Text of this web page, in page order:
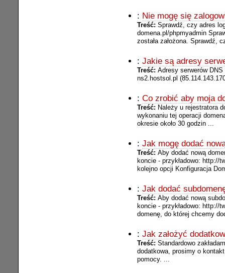
: Nie mogę się
Treść: Sprawdź, czy adres
domena.pl/phpmyadmin
została założona. Sprawdź,
: Jakie są adresy
Treść: Adresy serwerów
ns2.hostsol.pl
: Co zrobić aby moja
Treść: Należy u rejestratora
wykonaniu tej operacji
okresie około 30 godzin ...
: Jak mogę dodać
Treść: Aby dodać nową
koncie - przykładowo: http://
kolejno opcji Konfiguracja
: Jak dodać
Treść: Aby dodać nową
koncie - przykładowo: http://
domenę, do której chcemy
: Jak założyć
Treść: Standardowo
dodatkowa, prosimy o
pomocy. ...